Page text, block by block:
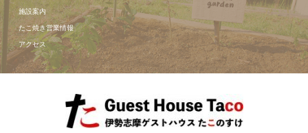
施設案内
たこ焼き営業情報
アクセス